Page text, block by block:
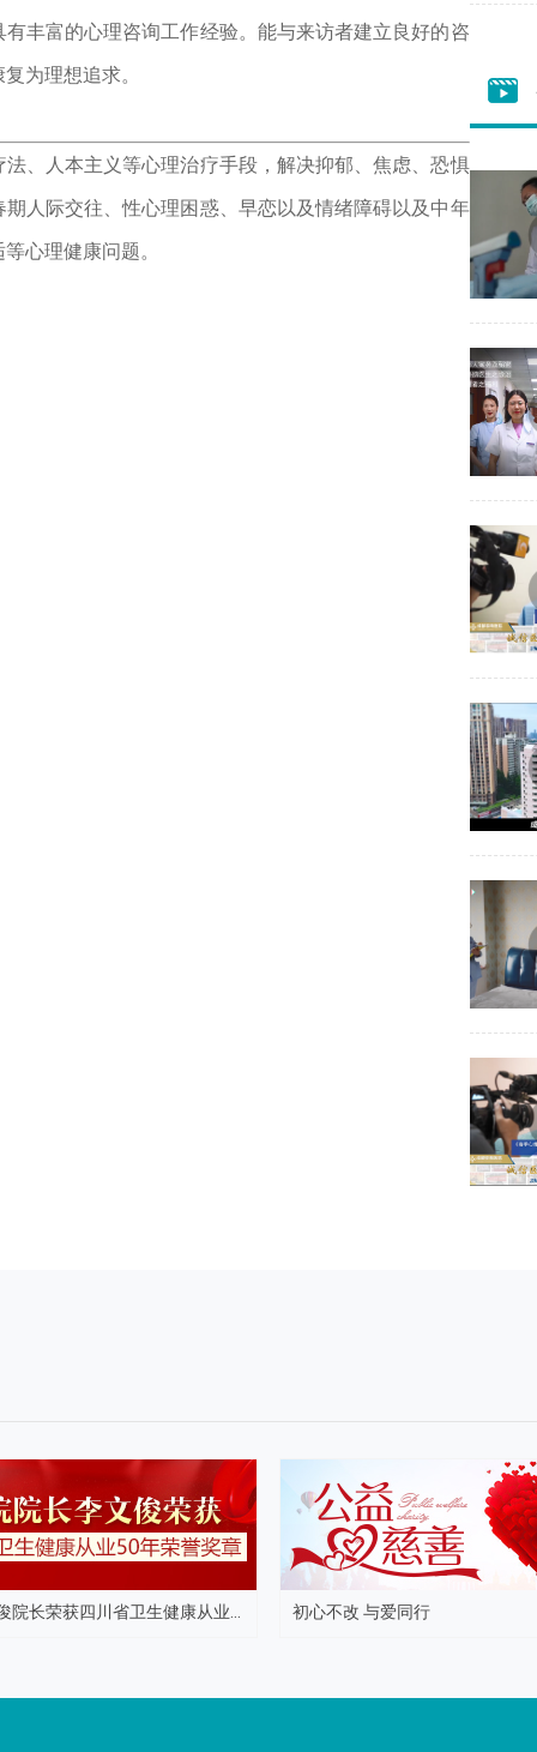
富的心理咨询工作经验。能与来访者建立良好的咨
为理想追求。
人本主义等心理治疗手段，解决抑郁、焦虑、恐惧
人际交往、性心理困惑、早恋以及情绪障碍以及中年
心理健康问题。
院长荣获四川省卫生健康从业... 初心不改 与爱同行